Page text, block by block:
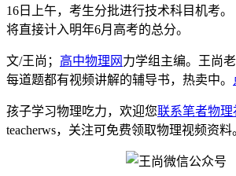
16日上午，考生分批进行技术科目机考。
将直接计入明年6月高考的总分。
文/王尚； 高中物理网 力学组主编。王尚
每道题都有视频讲解的辅导书，热卖中。
孩子学习物理吃力，欢迎您联系笔者物理
teacherws，关注可免费领取物理视频资料